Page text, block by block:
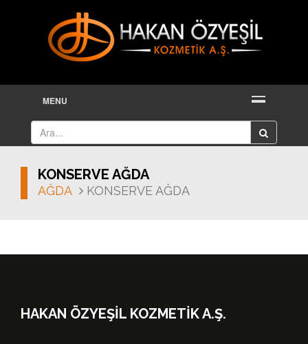
MENU
KONSERVE AĞDA
AĞDA KONSERVE AĞDA
HAKAN ÖZYEŞİL KOZMETİK A.Ş.